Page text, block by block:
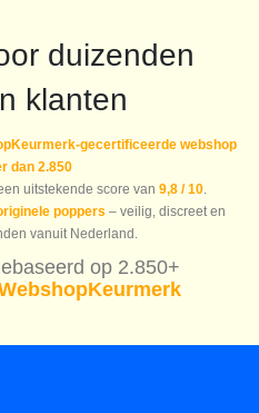
duizenden
klanten
gecertificeerde webshop
dan 2.850
uitstekende score van 9,8 / 10.
poppers – veilig, discreet en
vanuit Nederland.
op 2.850+